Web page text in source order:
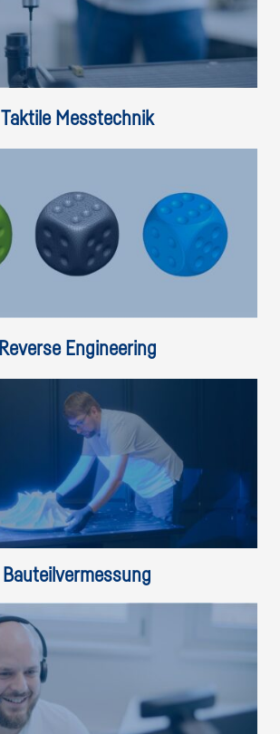
Taktile Messtechnik
Reverse Engineering
Bauteilvermessung